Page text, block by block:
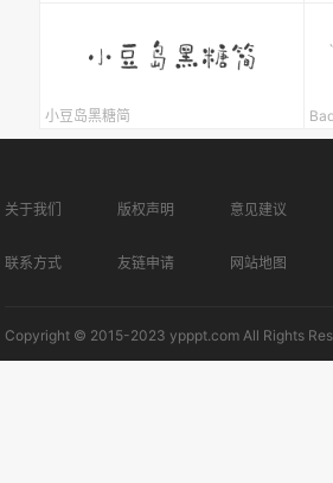
小豆岛黑糖简
关于我们 版权声明 意见建议
联系方式 友链申请 网站地图
Copyright © 2015-2023 ypppt.com All Rights